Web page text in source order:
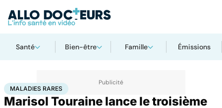
Santé Bien-être Famille Émissions
AccueilSantéMaladies Maladies raresMaladies rares
MALADIES RARES
Marisol Touraine lance le troisième